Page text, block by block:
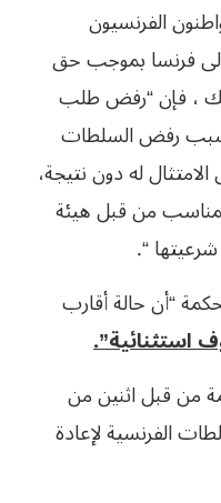
الفرنسيون
فرنسا بموجب حق
، فإن “رفض طلب
بسبب رفض السلطات
له دون نتيجة،
من قبل هيئة
“.
“أن حالة أقارب
من قبل اثنين من
الفرنسية لإعادة